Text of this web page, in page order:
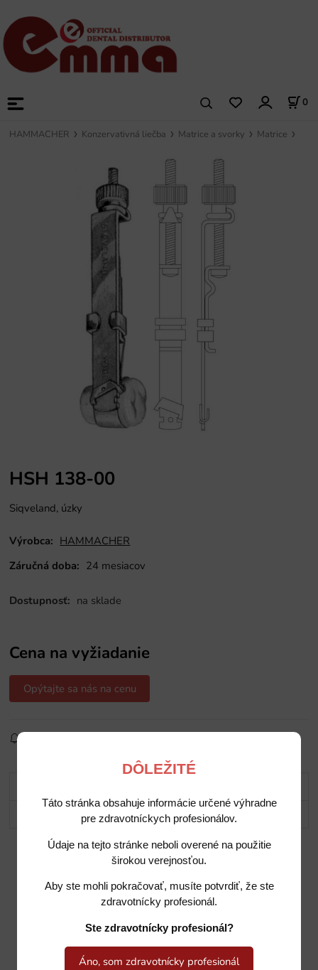
DÔLEŽITÉ
Táto stránka obsahuje informácie určené výhradne
pre zdravotníckych profesionálov.
Údaje na tejto stránke neboli overené na použitie
širokou verejnosťou.
Aby ste mohli pokračovať, musíte potvrdiť, že ste
zdravotnícky profesionál.
Ste zdravotnícky profesionál?
Áno, som zdravotnícky profesionál
0
HAMMACHER Konzervativná liečba Matrice a svorky Matrice
HSH 138-00
Siqveland, úzky
Výrobca: HAMMACHER
Záručná doba: 24 mesiacov
Dostupnosť: na sklade
Cena na vyžiadanie
Opýtajte sa nás na cenu
Potrebujete poradiť?